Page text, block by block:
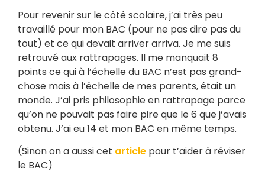
Pour revenir sur le côté scolaire, j’ai très peu
travaillé pour mon BAC (pour ne pas dire pas du
tout) et ce qui devait arriver arriva. Je me suis
retrouvé aux rattrapages. Il me manquait 8
points ce qui à l’échelle du BAC n’est pas grand-
chose mais à l’échelle de mes parents, était un
monde. J’ai pris philosophie en rattrapage parce
qu’on ne pouvait pas faire pire que le 6 que j’avais
obtenu. J’ai eu 14 et mon BAC en même temps.
(Sinon on a aussi cet article pour t’aider à réviser
le BAC)